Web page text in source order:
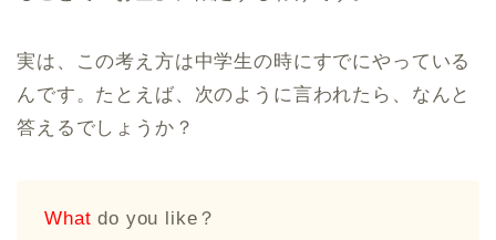
実は、この考え方は中学生の時にすでにやっている
んです。たとえば、次のように言われたら、なんと
答えるでしょうか？
What do you like？